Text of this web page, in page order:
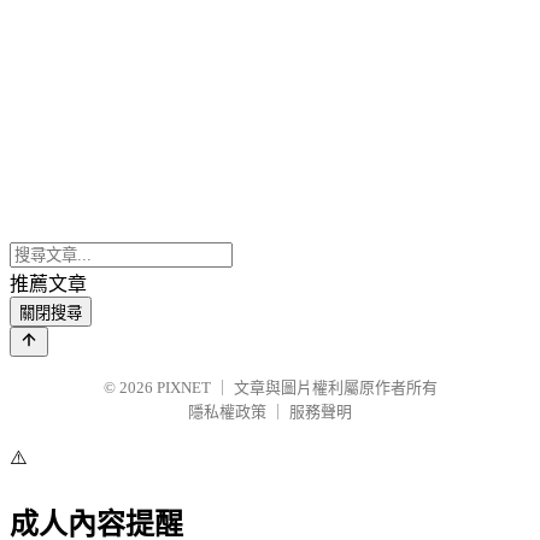
推薦文章
關閉搜尋
© 2026 PIXNET
文章與圖片權利屬原作者所有
隱私權政策
服務聲明
⚠️
成人內容提醒